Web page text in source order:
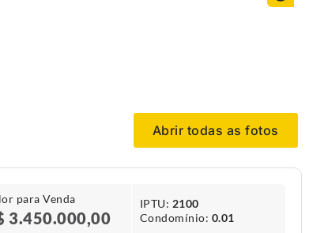
Abrir todas as fotos
para Venda
3.450.000,00
IPTU​: 2100
Condomínio​: 0.01